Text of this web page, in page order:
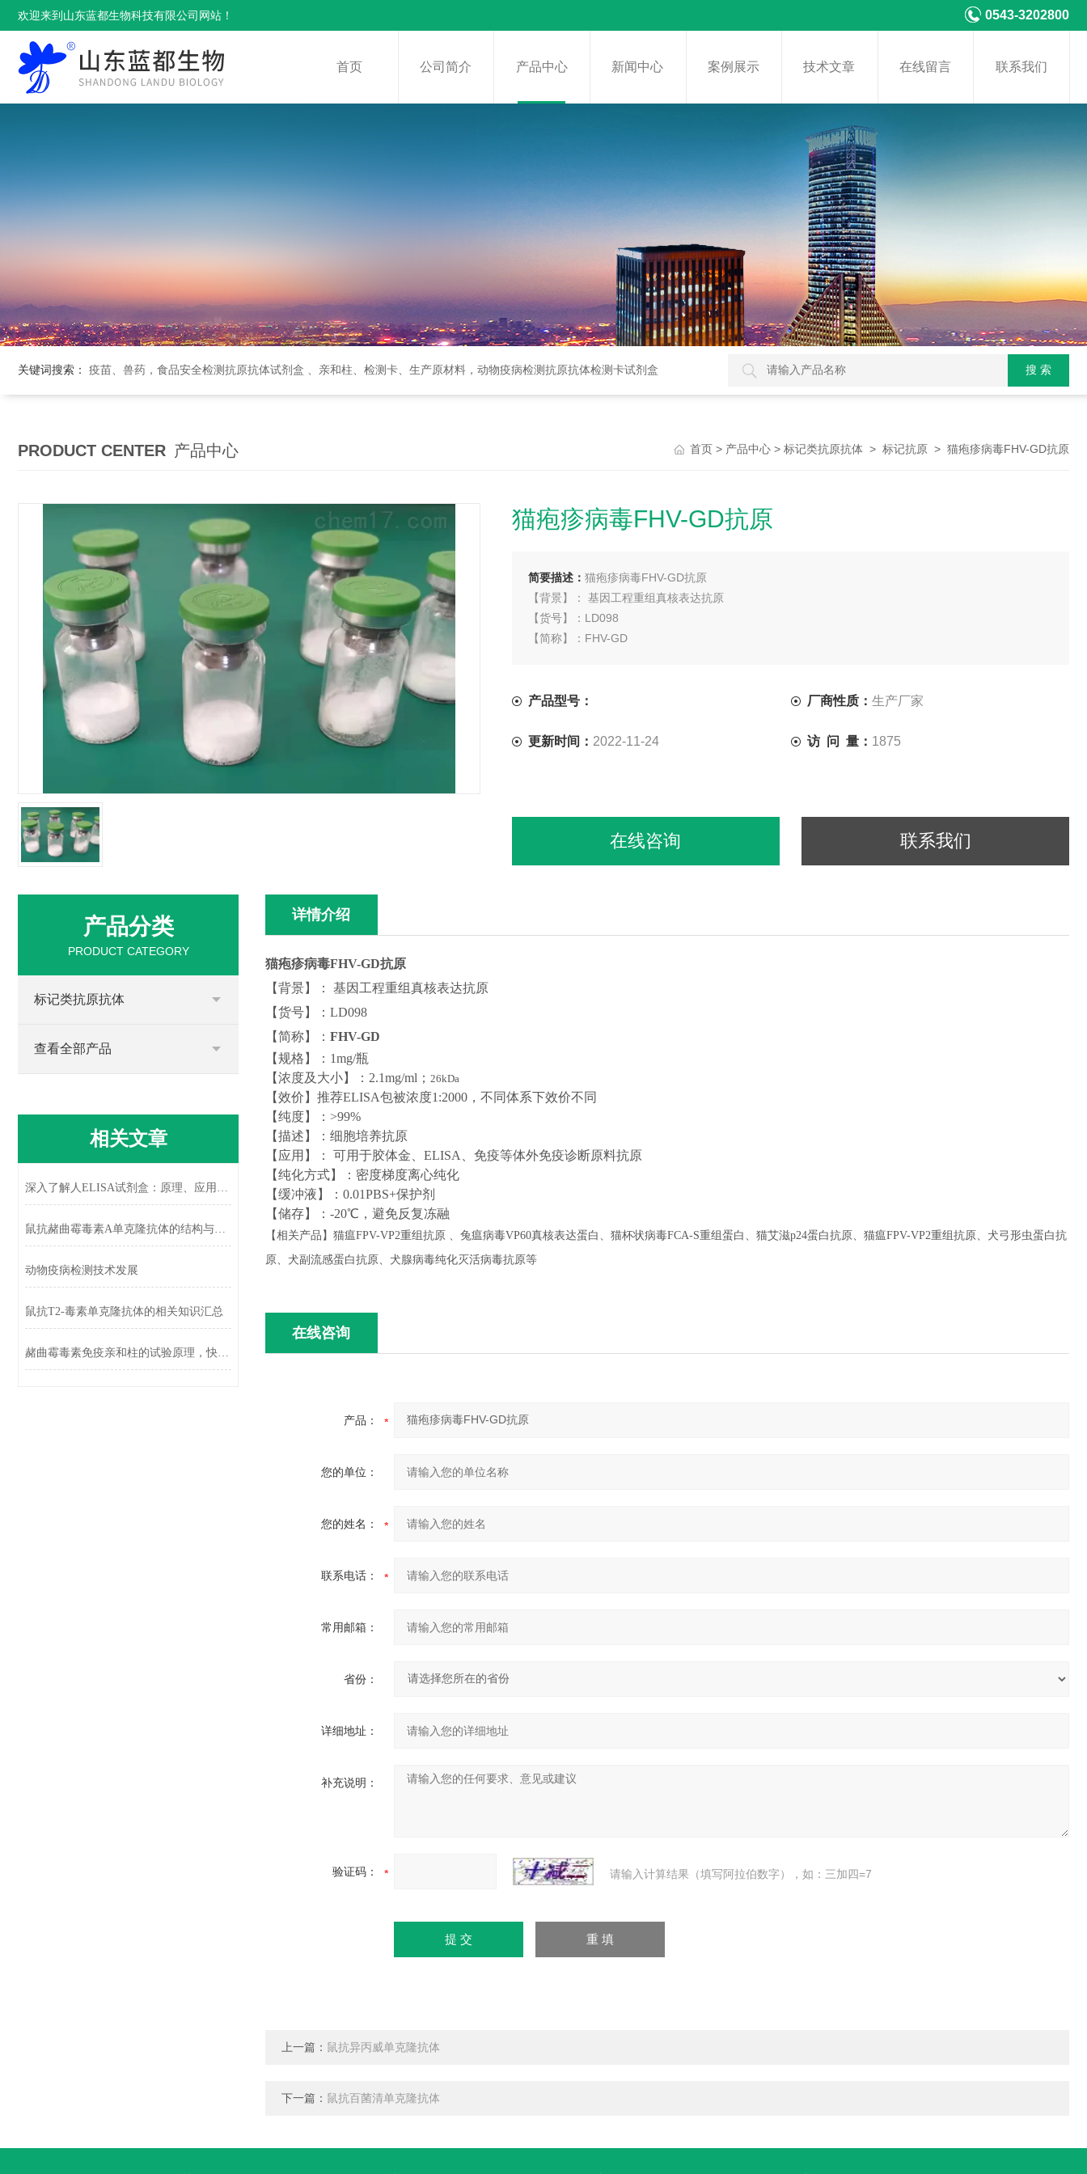
欢迎来到山东蓝都生物科技有限公司网站！ 0543-3202800
首页 公司简介 产品中心 新闻中心 案例展示 技术文章 在线留言 联系我们
关键词搜索： 疫苗、兽药，食品安全检测抗原抗体试剂盒 、亲和柱、检测卡、生产原材料，动物疫病检测抗原抗体检测卡试剂盒
PRODUCT CENTER 产品中心 首页 > 产品中心 > 标记类抗原抗体 > 标记抗原 > 猫疱疹病毒FHV-GD抗原
猫疱疹病毒FHV-GD抗原
简要描述： 猫疱疹病毒FHV-GD抗原
【背景】： 基因工程重组真核表达抗原
【货号】：LD098
【简称】：FHV-GD
产品型号： 厂商性质： 生产厂家
更新时间： 2022-11-24 访 问 量： 1875
在线咨询 联系我们
详情介绍
猫疱疹病毒FHV-GD抗原
【背景】 ：
基因工程重组真核表达抗原
【货号】 ： LD098
【简称】
： FHV-GD
【规格 】 ： 1mg/瓶
【浓度及大小】 ： 2.1mg/ml； 26kDa
【效价】推荐ELISA包被浓度1:2000，不同体系下效价不同
【纯度】 ： >99%
【描述 】 ： 细胞培养抗原
【 应用 】 ： 可用于胶体金、 ELISA、免疫等体外免疫诊断原料抗原
【纯化方式】 ： 密度梯度离心纯化
【缓冲液 】 ： 0.01PBS+保护剂
【储存】 ： -20℃，避免反复冻融
【相关产品】猫瘟FPV-VP2重组抗原 、兔瘟病毒VP60真核表达蛋白、猫杯状病毒FCA-S重组蛋白、猫艾滋p24蛋白抗原、猫瘟FPV-VP2重组抗原、犬弓形虫蛋白抗
原、犬副流感蛋白抗原、犬腺病毒纯化灭活病毒抗原等
在线咨询
产品：
您的单位：
您的姓名：
联系电话：
常用邮箱：
省份：
详细地址：
补充说明：
验证码： 请输入计算结果（填写阿拉伯数字），如：三加四=7
上一篇： 鼠抗异丙威单克隆抗体
下一篇： 鼠抗百菌清单克隆抗体
产品分类
PRODUCT CATEGORY
标记类抗原抗体
查看全部产品
相关文章
深入了解人ELISA试剂盒：原理、应用与未来展望
鼠抗赭曲霉毒素A单克隆抗体的结构与功能解析
动物疫病检测技术发展
鼠抗T2-毒素单克隆抗体的相关知识汇总
赭曲霉毒素免疫亲和柱的试验原理，快来学习一下